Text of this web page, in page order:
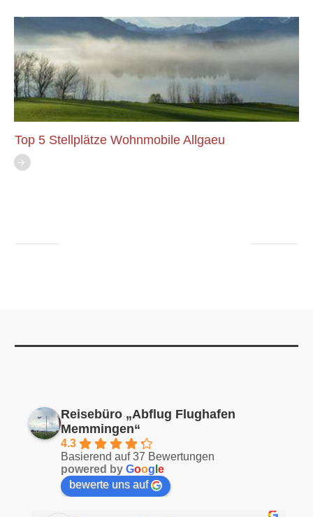
Top 5 Stellplätze Wohnmobile Allgaeu
Reisebüro „Abflug Flughafen
Memmingen“
4.3
Basierend auf 37 Bewertungen
powered by Goog e
bewerte uns auf